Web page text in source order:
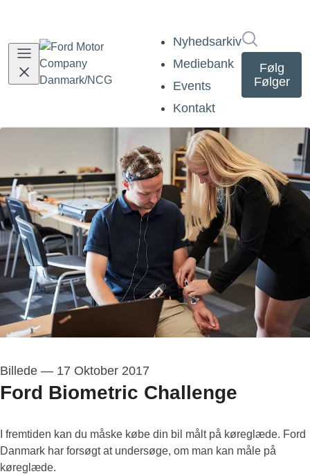
Nyhedsarkiv
Mediebank
Events
Kontakt
Følg
Følger
Billede — 17 Oktober 2017
Ford Biometric Challenge
I fremtiden kan du måske købe din bil målt på køreglæde. Ford
Danmark har forsøgt at undersøge, om man kan måle på
køreglæde.